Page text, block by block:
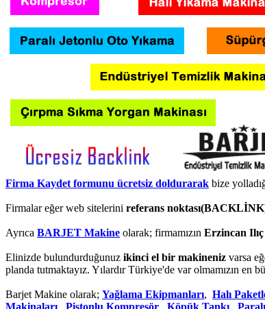
Firma Kaydet formunu ücretsiz doldurarak bize
Firmalar eğer web sitelerini referans
Ayrıca BARJET Makine olarak; firmamızın Erzincan
Elinizde bulundurduğunuz ikinci el bir makineniz varsa
planda tutmaktayız. Yılardır Türkiye'de var olmamızın en
Barjet Makine olarak; Yağlama Ekipmanları, Halı